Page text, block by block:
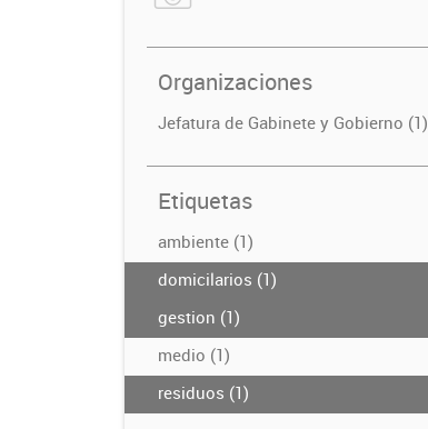
Organizaciones
Jefatura de Gabinete y Gobierno (1)
Etiquetas
ambiente (1)
domicilarios (1)
gestion (1)
medio (1)
residuos (1)